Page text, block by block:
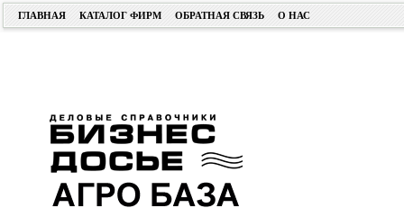
ГЛАВНАЯ КАТАЛОГ ФИРМ ОБРАТНАЯ СВЯЗЬ О НАС